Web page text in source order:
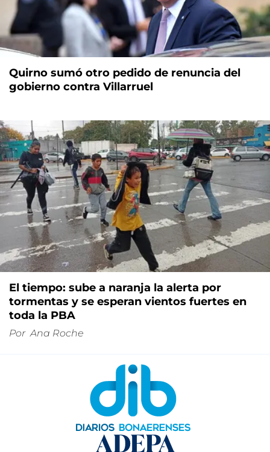
Quirno sumó otro pedido de renuncia del
gobierno contra Villarruel
El tiempo: sube a naranja la alerta por
tormentas y se esperan vientos fuertes en
toda la PBA
Por Ana Roche